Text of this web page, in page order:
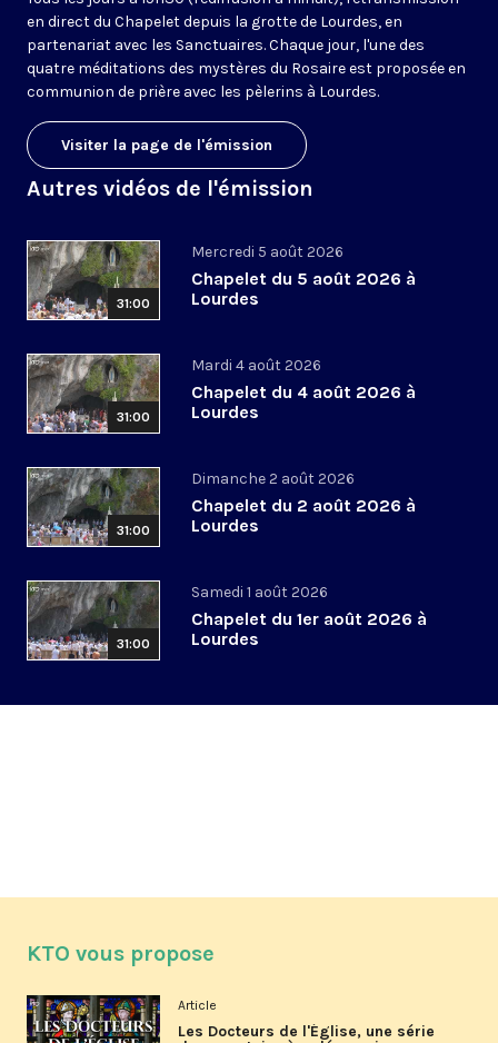
en direct du Chapelet depuis la grotte de Lourdes, en
partenariat avec les Sanctuaires. Chaque jour, l'une des
quatre méditations des mystères du Rosaire est proposée en
communion de prière avec les pèlerins à Lourdes.
Visiter la page de l'émission
Autres vidéos de l'émission
31:00
Mercredi 5 août 2026
Chapelet du 5 août 2026 à
Lourdes
31:00
Mardi 4 août 2026
Chapelet du 4 août 2026 à
Lourdes
31:00
Dimanche 2 août 2026
Chapelet du 2 août 2026 à
Lourdes
31:00
Samedi 1 août 2026
Chapelet du 1er août 2026 à
Lourdes
KTO vous propose
Article
Les Docteurs de l'Église, une série